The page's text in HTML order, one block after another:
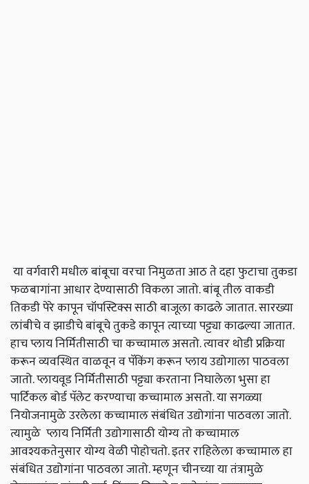
या वर्गवारी मधील बांबूचा वरचा निमुळता आठ ते दहा फुटाचा तुकडा
फळबागांना आधार देण्यासाठी विकला जातो. बांबू तील वाकडी
तिकडी पेरे कापून चॉपस्टिक्स साठी बाजूला काढले जातात. सारख्या
लांबीचे व झाडीचे बांबूचे तुकडे कापून त्याच्या पट्ट्या काढल्या जातात.
हाच प्लाय निर्मितीसाठी चा कच्चामाल असतो. त्यावर थोडी प्रक्रिया
करून व्यवस्थित वाळवून व पॅकिंग करून प्लाय उद्योगाला पाठवला
जातो. प्लायवूड निर्मितीसाठी पट्ट्या करताना निघालेला भुसा हा
पार्टिकल बोर्ड पॅलेट करण्याचा कच्चामाल असतो. या सगळ्या
नियोजनामुळे उरलेला कच्चामाल संबंधित उद्योगांना पाठवला जातो.
त्यामुळे प्लाय निर्मिती उद्योगासाठी योग्य तो कच्चामाल
आवश्यकतेनुसार योग्य वेळी पोहोचतो. इतर राहिलेला कच्चामाल हा
संबंधित उद्योगांना पाठवला जातो. म्हणून चीनच्या या तंत्रामुळे